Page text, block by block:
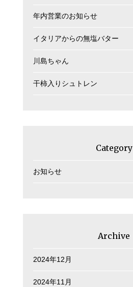
年内営業のお知らせ
イタリアからの無塩バター
川島ちゃん
干柿入りシュトレン
Category
お知らせ
Archive
2024年12月
2024年11月